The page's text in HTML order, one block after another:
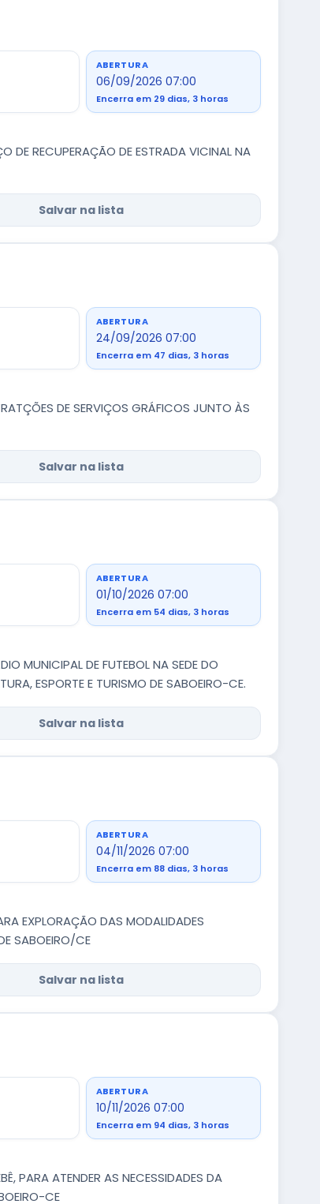
ABERTURA
06/09/2026 07:00
Encerra em 29 dias, 3 horas
DE RECUPERAÇÃO DE ESTRADA VICINAL NA
Salvar na lista
ABERTURA
24/09/2026 07:00
Encerra em 47 dias, 3 horas
DE SERVIÇOS GRÁFICOS JUNTO ÀS
Salvar na lista
ABERTURA
01/10/2026 07:00
Encerra em 54 dias, 3 horas
MUNICIPAL DE FUTEBOL NA SEDE DO
ESPORTE E TURISMO DE SABOEIRO-CE.
Salvar na lista
ABERTURA
04/11/2026 07:00
Encerra em 88 dias, 3 horas
EXPLORAÇÃO DAS MODALIDADES
SABOEIRO/CE
Salvar na lista
ABERTURA
10/11/2026 07:00
Encerra em 94 dias, 3 horas
PARA ATENDER AS NECESSIDADES DA
CE